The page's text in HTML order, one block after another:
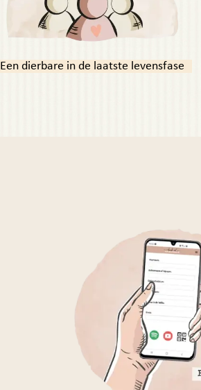
Een dierbare in de laatste levensfase